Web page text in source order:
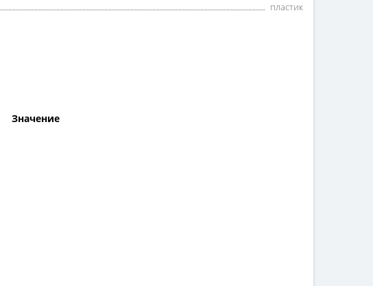
пластик
Значение